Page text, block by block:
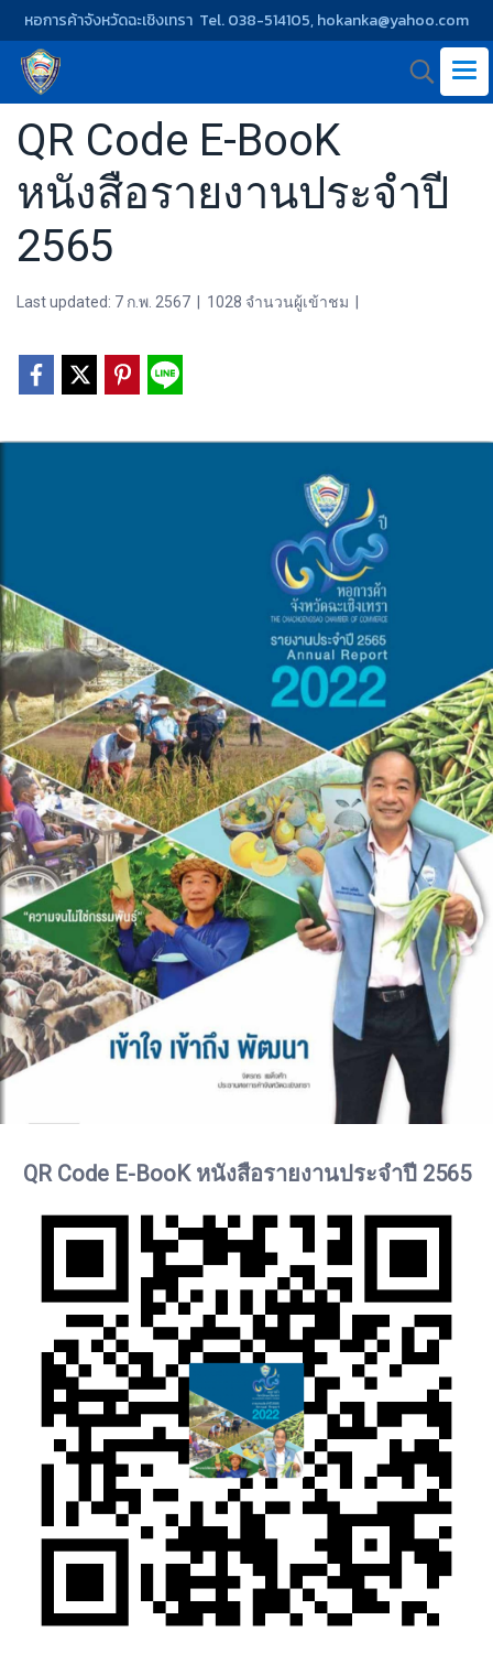
หอการค้าจังหวัดฉะเชิงเทรา Tel. 038-514105, hokanka@yahoo.com
QR Code E-BooK
หนังสือรายงานประจำปี
2565
Last updated: 7 ก.พ. 2567 1028 จำนวนผู้เข้าชม
QR Code E-BooK หนังสือรายงานประจำปี 2565